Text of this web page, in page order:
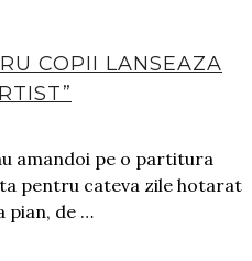
COPII LANSEAZA
amandoi pe o partitura
pentru cateva zile hotarat
pian, de …